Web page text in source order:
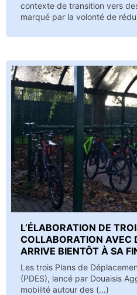
contexte de transition vers
marqué par la volonté de
L’ÉLABORATION DE
COLLABORATION AVEC
ARRIVE BIENTÔT À SA
Les trois Plans de
(PDES), lancé par Douaisis
mobilité autour des (…)